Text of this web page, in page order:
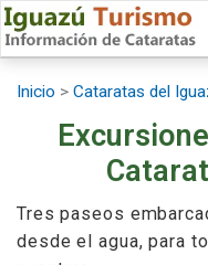
Inicio > Cataratas del
Tres paseos
desde el agua, para